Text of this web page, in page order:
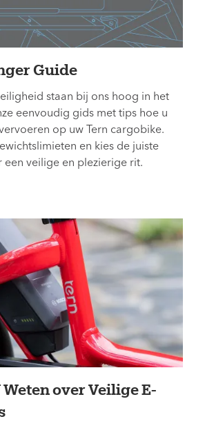
Guide
staan bij ons hoog in het
eenvoudig gids met tips hoe u
op uw Tern cargobike.
en kies de juiste
een veilige en plezierige rit.
over Veilige E-